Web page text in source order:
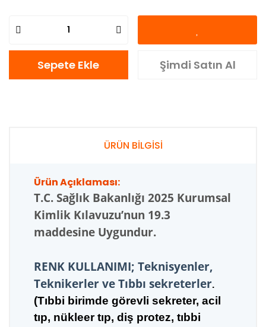
Sepete Ekle Şimdi Satın Al
ÜRÜN BİLGİSİ
Ürün Açıklaması:
T.C. Sağlık Bakanlığı 2025 Kurumsal
Kimlik Kılavuzu’nun 19.3
maddesine Uygundur.
RENK KULLANIMI; Teknisyenler,
Teknikerler ve Tıbbı sekreterler.
(Tıbbi birimde görevli sekreter, acil
tıp, nükleer tıp, diş protez, tıbbi